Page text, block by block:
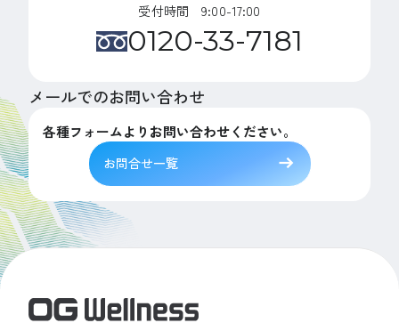
受付時間 9:00-17:00
0120-33-7181
メールでのお問い合わせ
各種フォームよりお問い合わせください。
お問合せ一覧